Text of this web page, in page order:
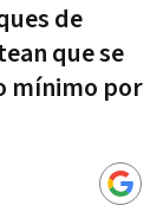
de
que se
mínimo por